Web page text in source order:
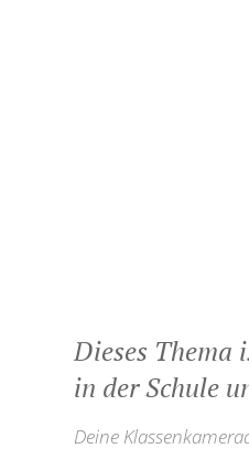
Dieses Thema
in der Schule
Deine